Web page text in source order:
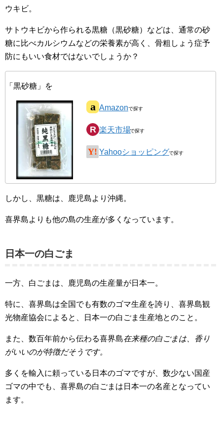
ウキビ。
サトウキビから作られる黒糖（黒砂糖）などは、通常の砂
糖に比べカルシウムなどの栄養素が高く、骨粗しょう症予
防にもいい食材ではないでしょうか？
「黒砂糖」を
Amazon
楽天市場
Yahooショッピング
しかし、黒糖は、鹿児島より沖縄。
喜界島よりも他の島の生産が多くなっています。
日本一の白ごま
一方、白ごまは、鹿児島の生産量が日本一。
特に、喜界島は全国でも有数のゴマ生産を誇り、喜界島観
光物産協会によると、日本一の白ごま生産地とのこと。
また、数百年前から伝わる喜界島在来種の白ごまは、香り
がいいのが特徴だそうです。
多くを輸入に頼っている日本のゴマですが、数少ない国産
ゴマの中でも、喜界島の白ごまは日本一の名産となってい
ます。